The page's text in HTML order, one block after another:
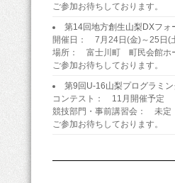
ご参加お待ちしております。
第14回地方創生山梨DXフォ
開催日： 7月24日(金)～25日(
場所： 富士川町 町民会館ホ
ご参加お待ちしております。
第9回U-16山梨プログラミ
コンテスト： 11月開催予定
競技部門・事前講習会： 未定
ご参加お待ちしております。